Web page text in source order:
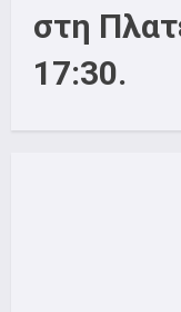
στη
17:30.